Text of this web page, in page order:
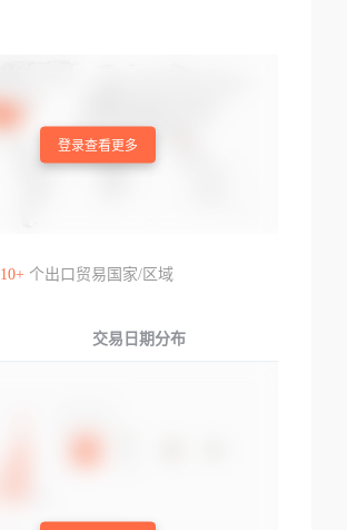
登录查看更多
10+个出口贸易国家/区域
交易日期分布